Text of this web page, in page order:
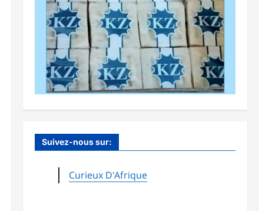
Suivez-nous sur:
Curieux D'Afrique